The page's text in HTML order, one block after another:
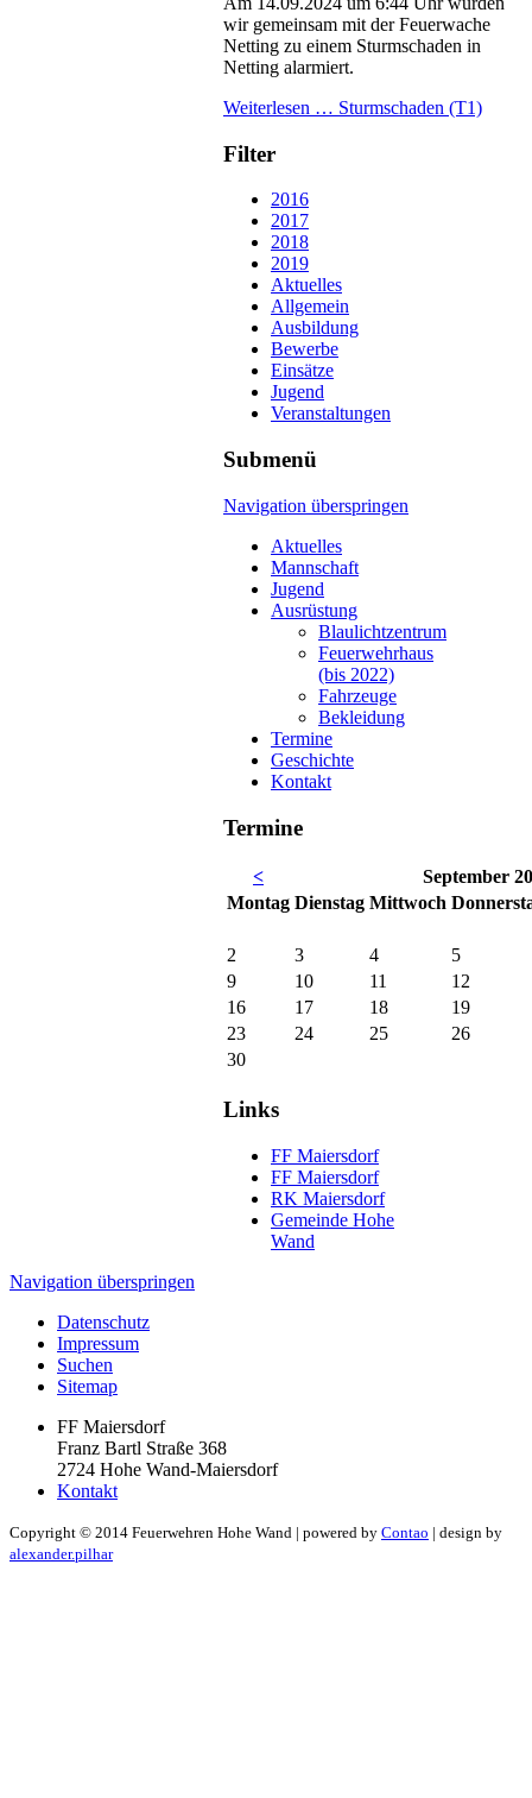
wir gemeinsam mit der Feuerwache
Netting zu einem Sturmschaden in
Netting alarmiert.
Weiterlesen … Sturmschaden (T1)
Filter
2016
2017
2018
2019
Aktuelles
Allgemein
Ausbildung
Bewerbe
Einsätze
Jugend
Veranstaltungen
Submenü
Navigation überspringen
Aktuelles
Mannschaft
Jugend
Ausrüstung
Blaulichtzentrum
Feuerwehrhaus
(bis 2022)
Fahrzeuge
Bekleidung
Termine
Geschichte
Kontakt
Termine
<
September
Montag Dienstag Mittwoch Do
2 3 4
5
9
10 11
12
16
17 18
19
23
24 25
26
30
Links
FF Maiersdorf
FF Maiersdorf
RK Maiersdorf
Gemeinde Hohe
Wand
Navigation überspringen
Datenschutz
Impressum
Suchen
Sitemap
FF Maiersdorf
Franz Bartl Straße 368
2724 Hohe Wand-Maiersdorf
Kontakt
Copyright © 2014 Feuerwehren Hohe Wand | powered by Contao | design by
alexander.pilhar